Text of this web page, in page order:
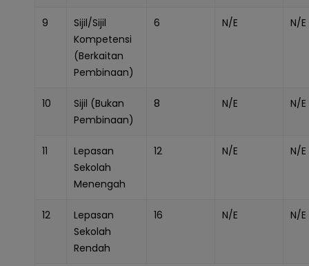
9
Sijil/Sijil
Kompetensi
(Berkaitan
Pembinaan)
6 N/E N/E
10
Sijil (Bukan
Pembinaan)
8 N/E N/E
11
Lepasan
Sekolah
Menengah
12 N/E N/E
12
Lepasan
Sekolah
Rendah
16 N/E N/E